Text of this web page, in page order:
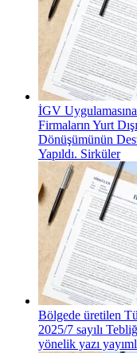
İGV
Firmaların Yurt
Dönüşümünün
Yapıldı. Sirküler
Bölgede üretilen
2025/7 sayılı
yönelik yazı